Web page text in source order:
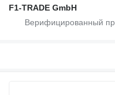
F1-TRADE GmbH